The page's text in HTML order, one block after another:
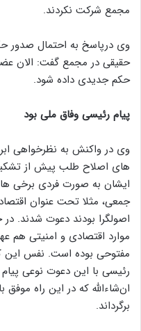
مجمع شرکت نکردند.
وی درپاسخ به احتمال صدور
حقیقی در مجمع گفت: الان
حکم جدیدی داده شود.
پیام رئیسی وفاق ملی بود
وی در واکنش به نظرخواهی
های اصلاح طلب پیش از
ایشان به صورت فردی برخی
جمعی، مثلا تحت عنوان
اصولگرا بودند دعوت شدند.
موارد اقتصادی و امنیتی هم
مفتوحی بوده است. نفس این
رئیسی با این دعوت نوعی
ان‌شاءالله که در این راه
برگرداند.